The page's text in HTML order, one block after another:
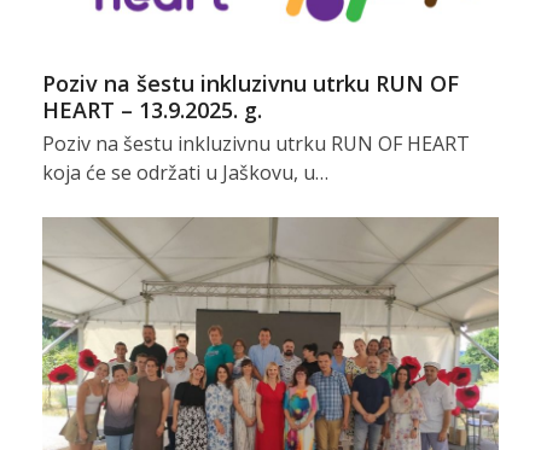
Poziv na šestu inkluzivnu utrku RUN OF
HEART – 13.9.2025. g.
Poziv na šestu inkluzivnu utrku RUN OF HEART
koja će se održati u Jaškovu, u…